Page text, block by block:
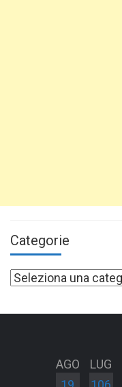
Categorie
Categorie
AGO
LUG